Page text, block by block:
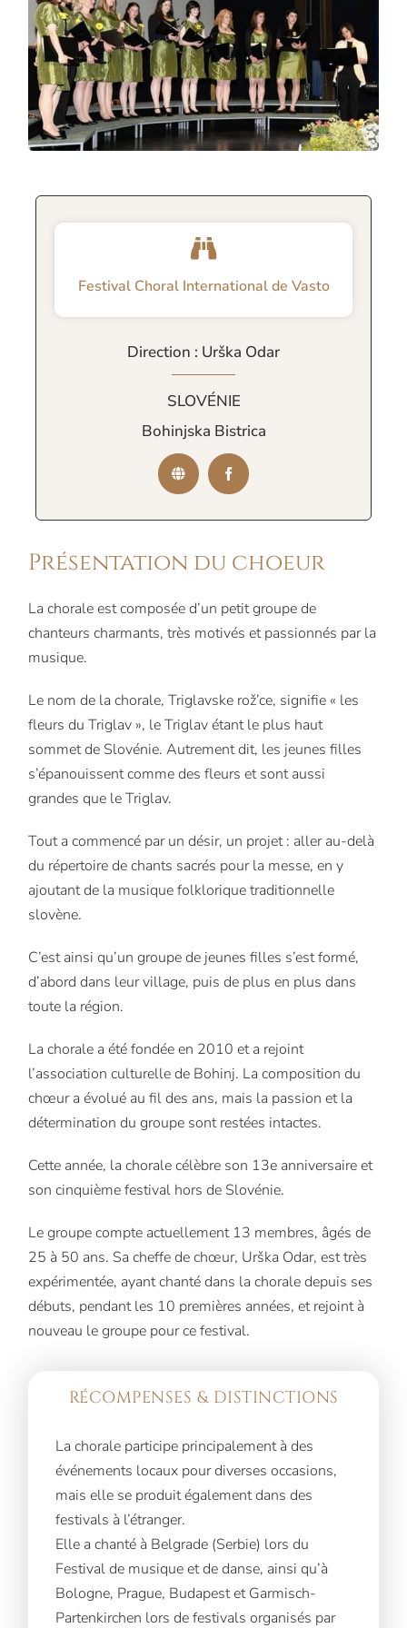
Présentation du choeur
La chorale est composée d’un petit groupe de
chanteurs charmants, très motivés et passionnés par la
musique.
Le nom de la chorale, Triglavske rož’ce, signifie « les
fleurs du Triglav », le Triglav étant le plus haut
sommet de Slovénie.Autrement dit, les jeunes filles
s’épanouissent comme des fleurs et sont aussi
grandes que le Triglav.
Tout a commencé par un désir, un projet : aller au-delà
du répertoire de chants sacrés pour la messe, en y
ajoutant de la musique folklorique traditionnelle
slovène.
C’est ainsi qu’un groupe de jeunes filles s’est formé,
d’abord dans leur village, puis de plus en plus dans
toute la région.
La chorale a été fondée en 2010 et a rejoint
l’association culturelle de Bohinj. La composition du
chœur a évolué au fil des ans, mais la passion et la
détermination du groupe sont restées intactes.
Cette année, la chorale célèbre son 13e anniversaire et
son cinquième festival hors de Slovénie.
Le groupe compte actuellement 13 membres, âgés de
25 à 50 ans. Sa cheffe de chœur, Urška Odar, est très
expérimentée, ayant chanté dans la chorale depuis ses
débuts, pendant les 10 premières années, et rejoint à
nouveau le groupe pour ce festival.
RÉCOMPENSES & DISTINCTIONS
La chorale participe principalement à des
événements locaux pour diverses occasions,
mais elle se produit également dans des
festivals à l’étranger.
Elle a chanté à Belgrade (Serbie) lors du
Festival de musique et de danse, ainsi qu’à
Bologne, Prague, Budapest et Garmisch-
Partenkirchen lors de festivals organisés par
Festival Choral International de Vasto
Direction : Urška Odar
SLOVÉNIE
Bohinjska Bistrica